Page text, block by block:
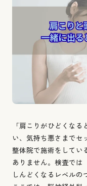
「肩こりがひどくな
い、気持ち悪さまでセ
整体院で施術をしてい
ありません。検査では
しんどくなるレベルの